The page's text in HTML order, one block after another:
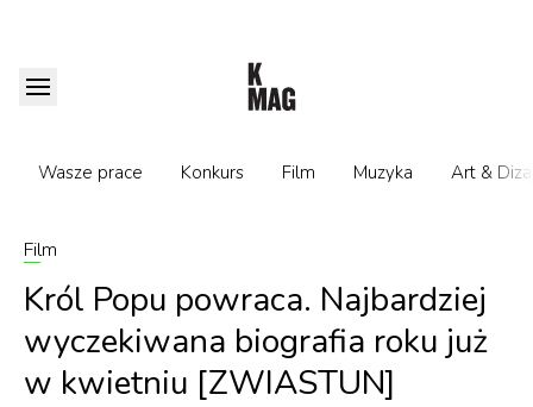
Wasze prace Konkurs Film Muzyka Art &
Film
Król Popu powraca. Najbardziej
wyczekiwana biografia roku już
w kwietniu [ZWIASTUN]